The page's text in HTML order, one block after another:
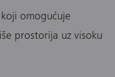
omogućuje
prostorija uz visoku